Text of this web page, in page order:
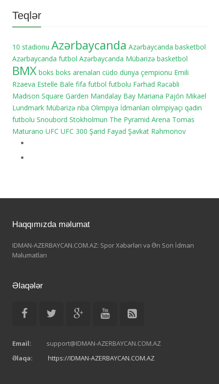
Teqlər
10 stadionu Azərbaycanda Azərbaycanda basketbol
Azərbaycanda futbol Azərbaycanda Mübarizə basketbol
BMX boks boks arenaları cüdo dünya çempionu Emili
Rzaeva Estelle Bale fifa futbol futbolu Fərhad Rəcəbli
Madison Square Garden Mandalay Bay Mariana Pajón Mikael
Lundmark Mübarizə nba Olimpiya İdmanları olimpiyaçı qadın
futbolu Snoubord Stokholmun The Pyramid Arena Tomas
Maturano UFC UFC 300 Şarid Fayad Şavkat Rəhmonov
Haqqımızda məlumat
IDMAN-AZERBAYCAN.COM.AZ: Spor Xəbərləri və Ən Son İdman
Məlumatları
Əlaqələr
Email:
support@IDMAN-AZERBAYCAN.COM.AZ
Əlaqə:
https://IDMAN-AZERBAYCAN.COM.AZ